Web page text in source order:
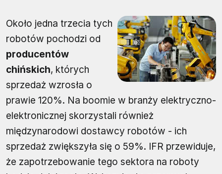
Około jedna trzecia tych
robotów pochodzi od
producentów
chińskich, których
sprzedaż wzrosła o
prawie 120%. Na boomie w branży elektryczno-
elektronicznej skorzystali również
międzynarodowi dostawcy robotów - ich
sprzedaż zwiększyła się o 59%. IFR przewiduje,
że zapotrzebowanie tego sektora na roboty